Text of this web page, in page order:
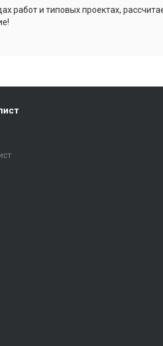
работ и типовых проектах,